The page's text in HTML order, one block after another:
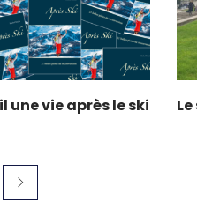
une vie après le ski